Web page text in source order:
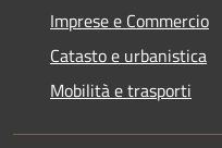
Imprese e Commercio
Catasto e urbanistica
Mobilità e trasporti